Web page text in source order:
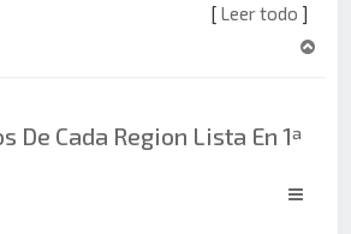
[ Leer todo ]
De Cada Region Lista En 1ª